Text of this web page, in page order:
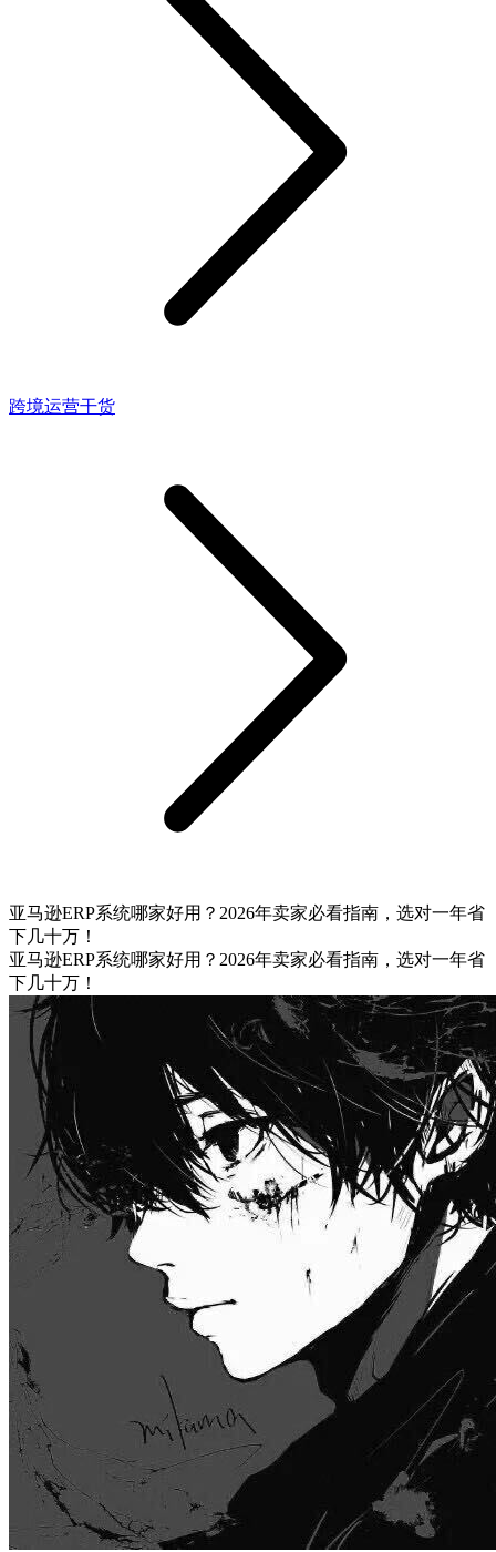
跨境运营干货
亚马逊ERP系统哪家好用？2026年卖家必看指南，选对一年省
下几十万！
亚马逊ERP系统哪家好用？2026年卖家必看指南，选对一年省
下几十万！